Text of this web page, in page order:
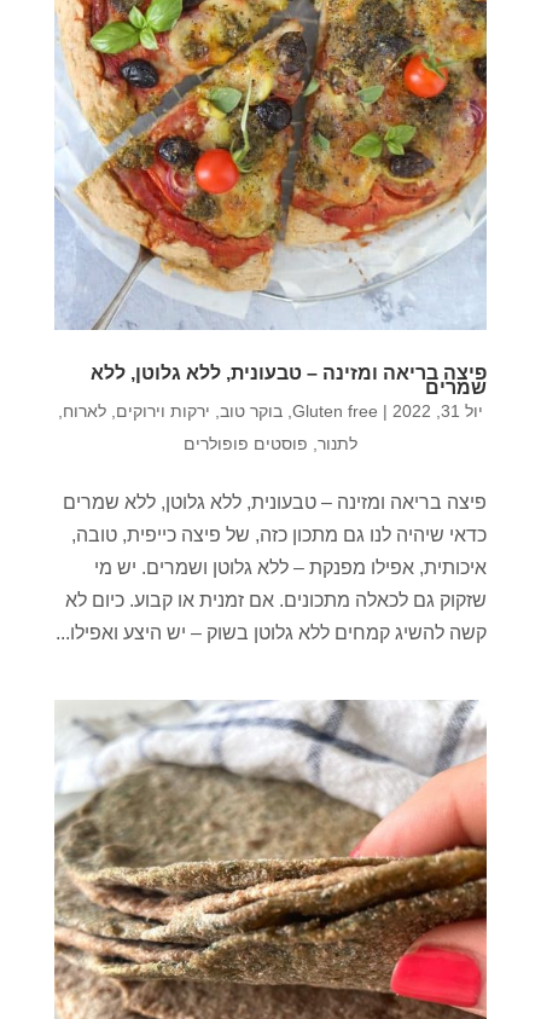
פיצה בריאה ומזינה – טבעונית, ללא גלוטן, ללא
שמרים
יול 31, 2022 |
Gluten free בוקר טוב ירקות וירוקים לארוח
לתנור פוסטים פופולרים
פיצה בריאה ומזינה – טבעונית, ללא גלוטן, ללא שמרים
כדאי שיהיה לנו גם מתכון כזה, של פיצה כייפית, טובה,
איכותית, אפילו מפנקת – ללא גלוטן ושמרים. יש מי
שזקוק גם לכאלה מתכונים. אם זמנית או קבוע. כיום לא
קשה להשיג קמחים ללא גלוטן בשוק – יש היצע ואפילו...